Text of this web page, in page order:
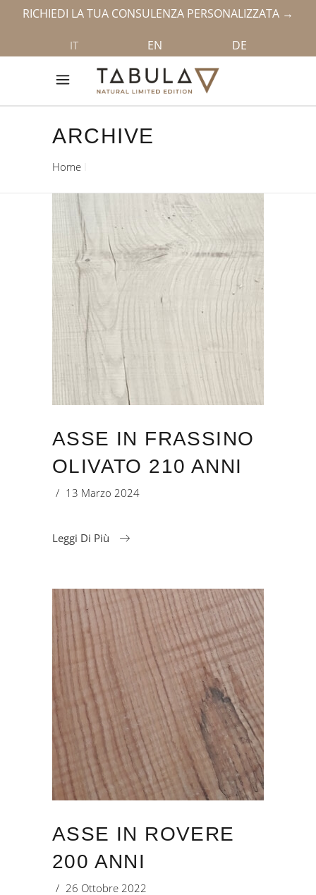
RICHIEDI LA TUA CONSULENZA PERSONALIZZATA →
IT EN DE
ARCHIVE
Home
ASSE IN FRASSINO
OLIVATO 210 ANNI
13 Marzo 2024
Leggi Di Più
ASSE IN ROVERE
200 ANNI
26 Ottobre 2022